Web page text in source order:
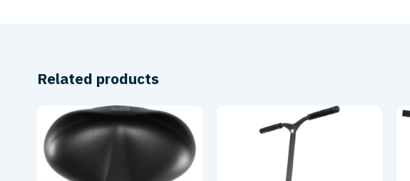
Related products